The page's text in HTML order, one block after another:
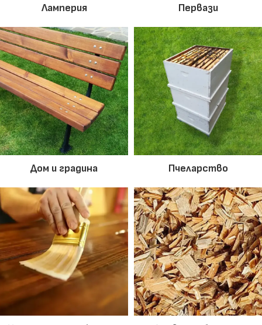
Ламперия Первази
Дом и градина Пчеларство